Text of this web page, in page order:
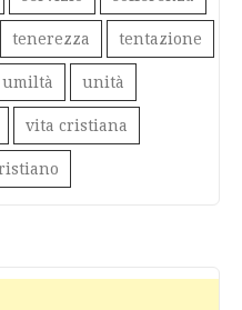
tenerezza tentazione
umiltà unità
vita cristiana